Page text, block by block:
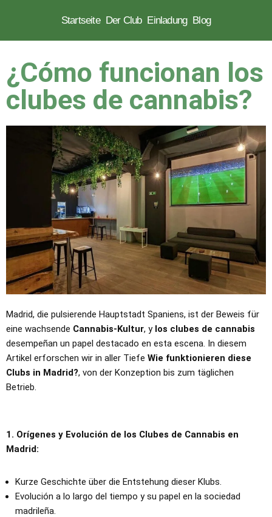
springen
Startseite Der Club Einladung Blog
¿Cómo funcionan los
clubes de cannabis?
Madrid, die pulsierende Hauptstadt Spaniens, ist der Beweis für
eine wachsende Cannabis-Kultur, y los clubes de cannabis
desempeñan un papel destacado en esta escena. In diesem
Artikel erforschen wir in aller Tiefe Wie funktionieren diese
Clubs in Madrid?, von der Konzeption bis zum täglichen
Betrieb.
1. Orígenes y Evolución de los Clubes de Cannabis en
Madrid:
Kurze Geschichte über die Entstehung dieser Klubs.
Evolución a lo largo del tiempo y su papel en la sociedad
madrileña.